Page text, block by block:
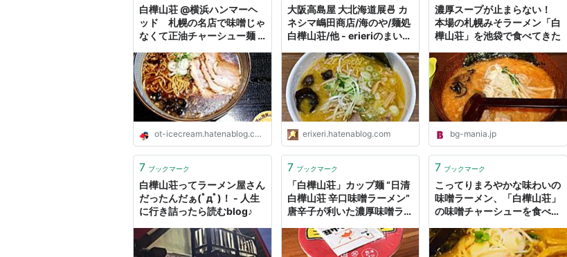
白樺山荘 @横浜ハンマーヘ
ッド 札幌の名店で味噌じゃ
なくて正油チャーシュー麺 -
ot-icecream.hatenablog.com
大阪高島屋 大北海道展🍜 カ
ネシマ嶋田商店/海のや/麺処
白樺山荘/他 - erieriのまいに
erixeri.hatenablog.com
濃厚スープが止まらない！
本場の札幌みそラーメン「白
樺山荘」を池袋で食べてきた
bg-mania.jp
7 ブックマーク
白樺山荘ってラーメン屋さん
だったんだぁ(ﾟдﾟ)！ - 人生
に行き詰ったら読むblog♪
7 ブックマーク
「白樺山荘」カップ麺 “日清
白樺山荘 辛口味噌ラーメン”
唐辛子が利いた濃厚味噌ラー
した。
7 ブックマーク
こってりまろやかな味わいの
味噌ラーメン、「白樺山荘」
の味噌チャーシューを食べて